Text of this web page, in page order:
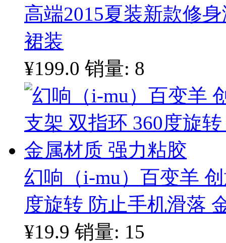
高端2015夏装新款修
裙装
¥199.0 销量: 8
幻响（i-mu）百变羊
度旋转 防止手机滑落
¥19.9 销量: 15